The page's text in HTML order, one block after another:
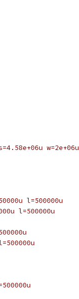
l=500000u
l=500000u